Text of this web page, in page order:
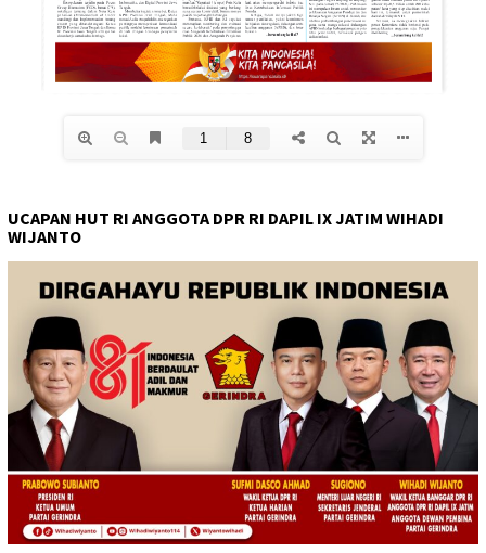
UCAPAN HUT RI ANGGOTA DPR RI DAPIL IX JATIM WIHADI
WIJANTO